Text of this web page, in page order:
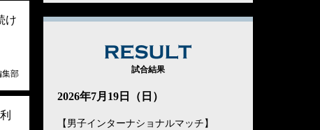
け
集部 試合結果
2026年7月19日（日）
【男子インターナショナルマッチ】